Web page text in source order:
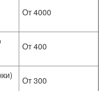
От 4000
От 400
От 300